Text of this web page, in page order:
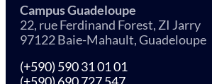
Campus Guadeloupe
22, rue Ferdinand Forest, ZI Jarry
97122 Baie-Mahault, Guadeloupe
(+590) 590 31 01 01